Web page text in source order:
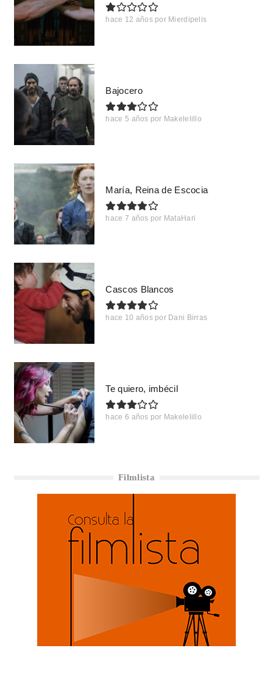
hace 12 años por Mierdipelis
Bajocero
hace 5 años por Makelelillo
María, Reina de Escocia
hace 7 años por MataHari
Cascos Blancos
hace 10 años por Dani Birras
Te quiero, imbécil
hace 6 años por Makelelillo
Filmlista